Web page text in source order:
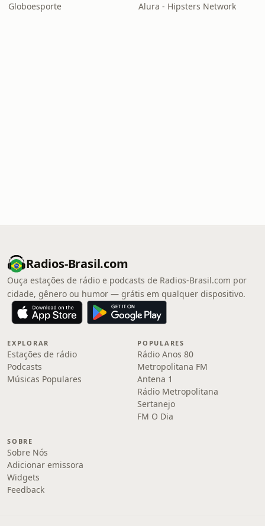
Globoesporte Alura - Hipsters Network
Radios-Brasil.com
Ouça estações de rádio e podcasts de Radios-Brasil.com por
cidade, gênero ou humor — grátis em qualquer dispositivo.
EXPLORAR
Estações de rádio
Podcasts
Músicas Populares
POPULARES
Rádio Anos 80
Metropolitana FM
Antena 1
Rádio Metropolitana
Sertanejo
FM O Dia
SOBRE
Sobre Nós
Adicionar emissora
Widgets
Feedback